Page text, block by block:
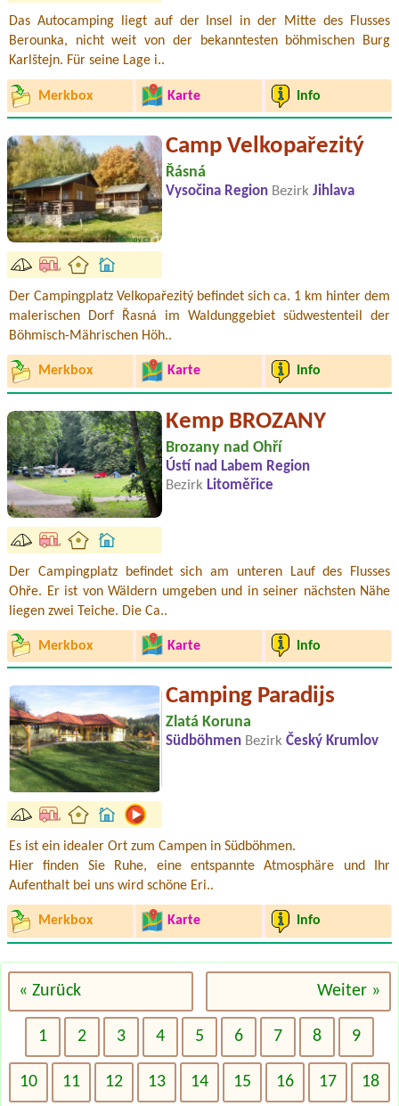
Das Autocamping liegt auf der Insel in der Mitte des Flusses
Berounka, nicht weit von der bekanntesten böhmischen Burg
Karlštejn. Für seine Lage i..
Merkbox Karte Info
Camp Velkopařezitý
Řásná
Vysočina Region Bezirk Jihlava
Der Campingplatz Velkopařezitý befindet sich ca. 1 km hinter dem
malerischen Dorf Řasná im Waldunggebiet südwestenteil der
Böhmisch-Mährischen Höh..
Merkbox Karte Info
Kemp BROZANY
Brozany nad Ohří
Ústí nad Labem Region
Bezirk Litoměřice
Der Campingplatz befindet sich am unteren Lauf des Flusses
Ohře. Er ist von Wäldern umgeben und in seiner nächsten Nähe
liegen zwei Teiche. Die Ca..
Merkbox Karte Info
Camping Paradijs
Zlatá Koruna
Südböhmen Bezirk Český Krumlov
Es ist ein idealer Ort zum Campen in Südböhmen.
Hier finden Sie Ruhe, eine entspannte Atmosphäre und Ihr
Aufenthalt bei uns wird schöne Eri..
Merkbox Karte Info
« Zurück Weiter »
1 2 3 4 5 6 7 8 9
10 11 12 13 14 15 16 17 18